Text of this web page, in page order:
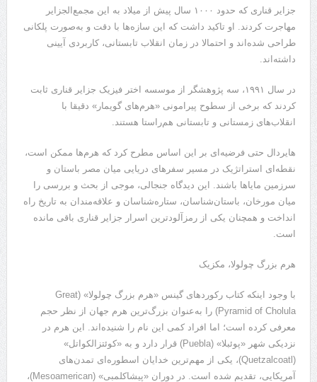
جزایر قناری که حدود ۱۰۰۰ سال پیش از میلاد به این مجمع‌الجزایر
مهاجرت کردند. او تاکید داشت که این سازه‌ها با دقت و به‌صورت پلکانی
طراحی شده‌اند و احتمالا در زمان انقلاب تابستانی، کاربردی آیینی
داشته‌اند.
در سال ۱۹۹۱، سه پژوهشگر از موسسه اختر فیزیک جزایر قناری ثابت
کردند که برخی از سطوح پیرامونی «هرم‌های گویمار» دقیقا با
انقلاب‌های زمستانی و تابستانی هم‌راستا هستند.
هایردال حتی فرضیه‌ای بر این اساس مطرح کرد که هرم‌ها ممکن است،
نقطه‌ای استراتژیک در مسیر سفرهای دریایی میان مصر باستان و
سرزمین مایاها باشند. این دیدگاه جنجالی، موجی از بحث و بررسی را
میان مورخان، باستان‌شناسان، ستاره‌شناسان و علاقه‌مندان به تاریخ راه
انداخت و همچنان یکی از رمزآلودترین اسرار جزایر قناری باقی مانده
است.
هرم بزرگ چولولا، مکزیک
با وجود اینکه کتاب رکوردهای گینس «هرم بزرگ چولولا» (Great
Pyramid of Cholula) را به‌عنوان بزرگ‌ترین هرم جهان از نظر حجم
معرفی کرده است؛ اما افراد کمی این نام را شنیده‌اند. این هرم در
نزدیکی شهر «پوئبلا» (Puebla) قرار دارد و به «کوئتزالکواتل»
(Quetzalcoatl)، یکی از مهم‌ترین خدایان اسطوره‌ای تمدن‌های
‌آمریکایی، تقدیم شده است. در دوران «پیشاکلمبی» (Mesoamerican)،